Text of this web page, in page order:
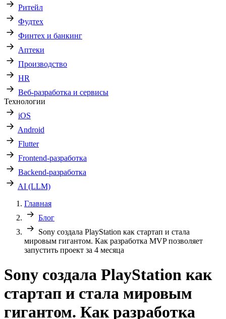
Ритейл
Фудтех
Финтех и банкинг
Аптеки
Производство
HR
Веб-разработка и сервисы
Технологии
iOS
Android
Flutter
Frontend-разработка
Backend-разработка
AI (LLM)
Главная
Блог
Sony создала PlayStation как стартап и стала
мировым гигантом. Как разработка MVP позволяет
запустить проект за 4 месяца
Sony создала PlayStation как
стартап и стала мировым
гигантом. Как разработка